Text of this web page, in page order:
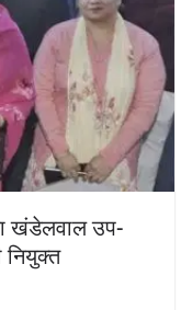
खंडेलवाल उप-
नियुक्त